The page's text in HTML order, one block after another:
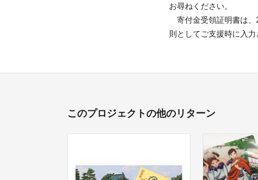
お尋ねください。
寄付金受領証明書は、
則としてご支援時に入力
このプロジェクトの他のリターン